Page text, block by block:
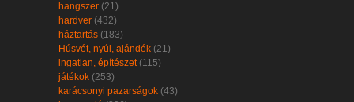
hangszer (21)
hardver (432)
háztartás (183)
Húsvét, nyúl, ajándék (21)
ingatlan, építészet(115)
játékok (253)
karácsonyi pazarságok (43)